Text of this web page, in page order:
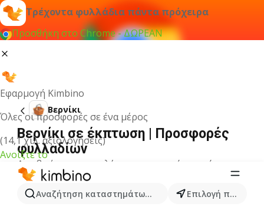
Τρέχοντα φυλλάδια πάντα πρόχειρα
Προσθήκη στο Chrome - ΔΩΡΕΑΝ
Εφαρμογή Kimbino
Όλες οι προσφορές σε ένα μέρος
(14,1 χιλ. αξιολογήσεις)
Ανοίξτε το
Αναζήτηση καταστημάτων, κατηγοριών, προϊόντων...
Επιλογή πόλης
Βερνίκι
Βερνίκι σε έκπτωση | Προσφορές
φυλλαδίων
Δεν βρήκαμε αποτελέσματα για αυτόν τον όρο.
Άλλα φυλλάδια από την κατηγορία